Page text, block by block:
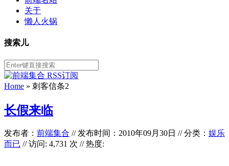
关于
懒人火锅
搜索儿
Home » 刺客信条2
长假来临
发布者： 前端集合 //发布时间：2010年09月30日 //分类： 娱乐
而已 // 访问: 4,731 次 // 热度: